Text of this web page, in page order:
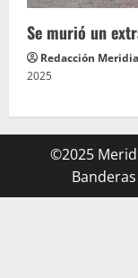
Se murió un
Redacción
2025
©2025
Banderas